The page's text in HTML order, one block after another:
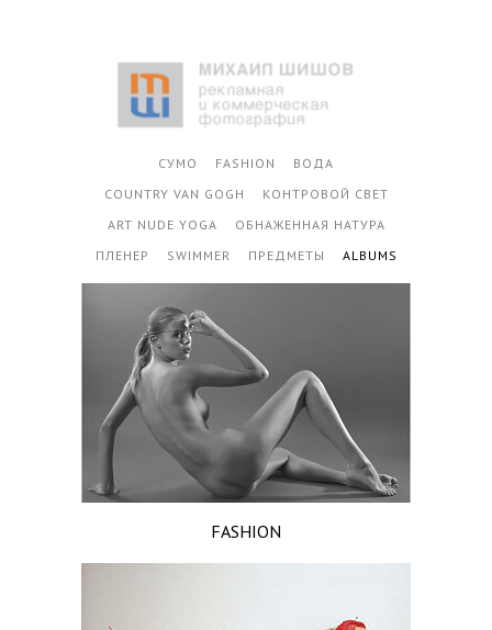
СУМО FASHION
ВОДА
COUNTRY VAN GOGH
КОНТРОВОЙ СВЕТ
ART NUDE YOGA
ОБНАЖЕННАЯ НАТУРА
ПЛЕНЕР
SWIMMER ПРЕДМЕТЫ ALBUMS
FASHION